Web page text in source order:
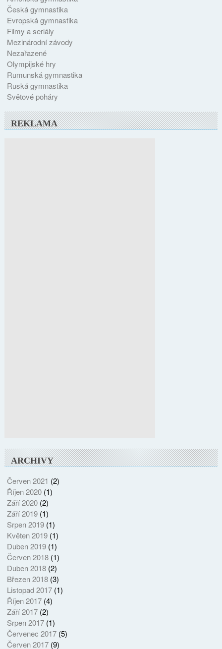
Česká gymnastika
Evropská gymnastika
Filmy a seriály
Mezinárodní závody
Nezařazené
Olympijské hry
Rumunská gymnastika
Ruská gymnastika
Světové poháry
REKLAMA
ARCHIVY
Červen 2021 (2)
Říjen 2020(1)
Září 2020(2)
Září 2019(1)
Srpen 2019(1)
Květen 2019(1)
Duben 2019(1)
Červen 2018(1)
Duben 2018(2)
Březen 2018(3)
Listopad 2017(1)
Říjen 2017(4)
Září 2017(2)
Srpen 2017(1)
Červenec 2017(5)
Červen 2017(9)